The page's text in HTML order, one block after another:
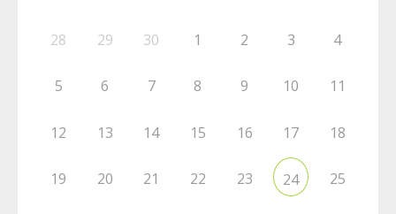
28 29 30 1 2 3 4
5 6 7 8 9 10 11
12 13 14 15 16 17 18
19 20 21 22 23 24 25